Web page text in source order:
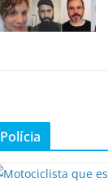
Polícia